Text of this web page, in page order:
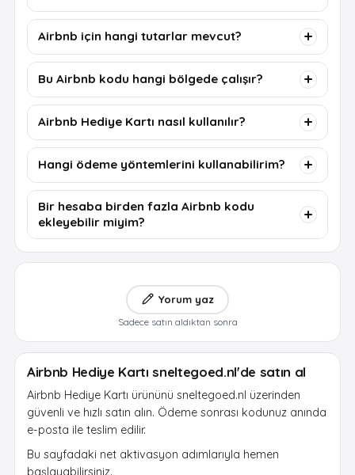
Airbnb için hangi tutarlar mevcut?
Bu Airbnb kodu hangi bölgede çalışır?
Airbnb Hediye Kartı nasıl kullanılır?
Hangi ödeme yöntemlerini kullanabilirim?
Bir hesaba birden fazla Airbnb kodu
ekleyebilir miyim?
Yorum yaz
Sadece satın aldıktan sonra
Airbnb Hediye Kartı sneltegoed.nl'de satın al
Airbnb Hediye Kartı ürününü sneltegoed.nl üzerinden
güvenli ve hızlı satın alın. Ödeme sonrası kodunuz anında
e-posta ile teslim edilir.
Bu sayfadaki net aktivasyon adımlarıyla hemen
başlayabilirsiniz.